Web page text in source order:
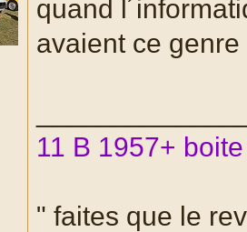
quand
avaient ce
11 B 1957+
" faites que le